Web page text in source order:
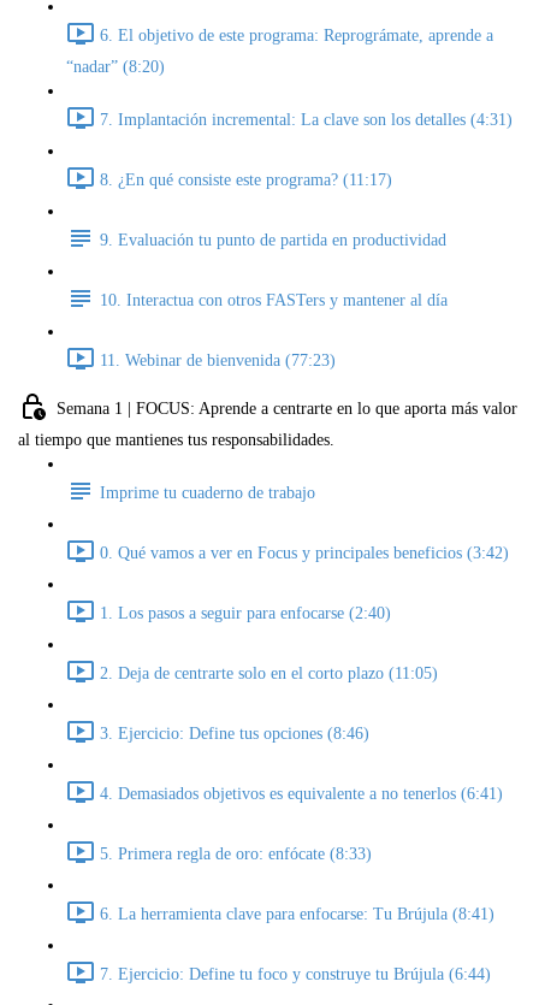
6. El objetivo de este programa: Reprográmate, aprende a
“nadar” (8:20)
7. Implantación incremental: La clave son los detalles (4:31)
8. ¿En qué consiste este programa? (11:17)
9. Evaluación tu punto de partida en productividad
10. Interactua con otros FASTers y mantener al día
11. Webinar de bienvenida (77:23)
Semana 1 | FOCUS: Aprende a centrarte en lo que aporta más valor
al tiempo que mantienes tus responsabilidades.
Imprime tu cuaderno de trabajo
0. Qué vamos a ver en Focus y principales beneficios (3:42)
1. Los pasos a seguir para enfocarse (2:40)
2. Deja de centrarte solo en el corto plazo (11:05)
3. Ejercicio: Define tus opciones (8:46)
4. Demasiados objetivos es equivalente a no tenerlos (6:41)
5. Primera regla de oro: enfócate (8:33)
6. La herramienta clave para enfocarse: Tu Brújula (8:41)
7. Ejercicio: Define tu foco y construye tu Brújula (6:44)